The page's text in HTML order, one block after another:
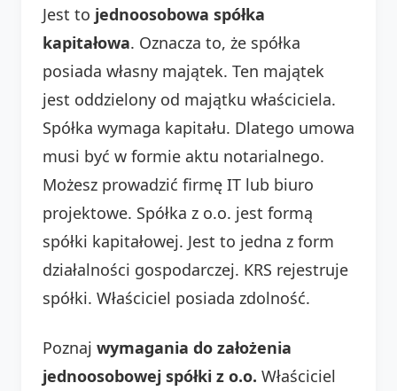
Jest to jednoosobowa spółka
kapitałowa. Oznacza to, że spółka
posiada własny majątek. Ten majątek
jest oddzielony od majątku właściciela.
Spółka wymaga kapitału. Dlatego umowa
musi być w formie aktu notarialnego.
Możesz prowadzić firmę IT lub biuro
projektowe. Spółka z o.o. jest formą
spółki kapitałowej. Jest to jedna z form
działalności gospodarczej. KRS rejestruje
spółki. Właściciel posiada zdolność.
Poznaj wymagania do założenia
jednoosobowej spółki z o.o. Właściciel